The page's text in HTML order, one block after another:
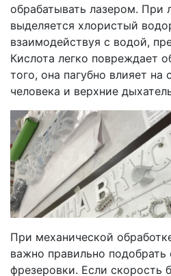
обрабатывать лазером. При
выделяется хлористый
взаимодействуя с водой,
Кислота легко повреждает
того, она пагубно влияет на
человека и верхние
При механической
важно правильно подобрать
фрезеровки. Если скорость